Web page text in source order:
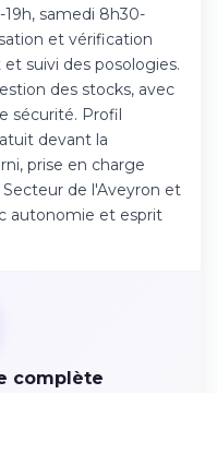
samedi 8h30-
et vérification
suivi des posologies.
des stocks, avec
sécurité. Profil
devant la
prise en charge
de l'Aveyron et
autonomie et esprit
complète
Play
web
depuis votre